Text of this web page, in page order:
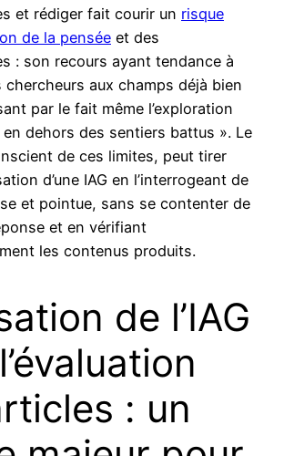
et rédiger fait courir un risque
de la pensée et des
: son recours ayant tendance à
aux champs déjà bien
par le fait même l’exploration
dehors des sentiers battus ». Le
de ces limites, peut tirer
d’une IAG en l’interrogeant de
et pointue, sans se contenter de
et en vérifiant
les contenus produits.
de l’IAG
: un